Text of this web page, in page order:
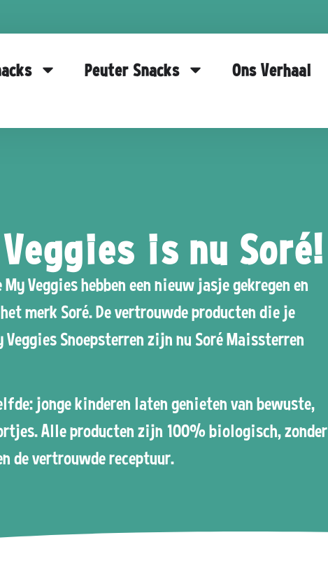
Peuter Snacks Ons Verhaal
is nu Soré!
My Veggies hebben een nieuw jasje gekregen en
merk Soré. De vertrouwde producten die je
Veggies Snoepsterren zijn nu Soré Maissterren
jonge kinderen laten genieten van bewuste,
Alle producten zijn 100% biologisch, zonder
de vertrouwde receptuur.